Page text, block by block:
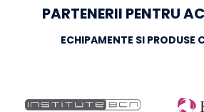
PARTENERII PENTRU
ECHIPAMENTE SI PRODUSE